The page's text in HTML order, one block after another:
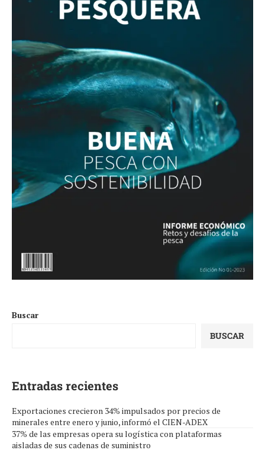
Buscar
BUSCAR
Entradas recientes
Exportaciones crecieron 34% impulsados por precios de
minerales entre enero y junio, informó el CIEN-ADEX
37% de las empresas opera su logística con plataformas
aisladas de sus cadenas de suministro